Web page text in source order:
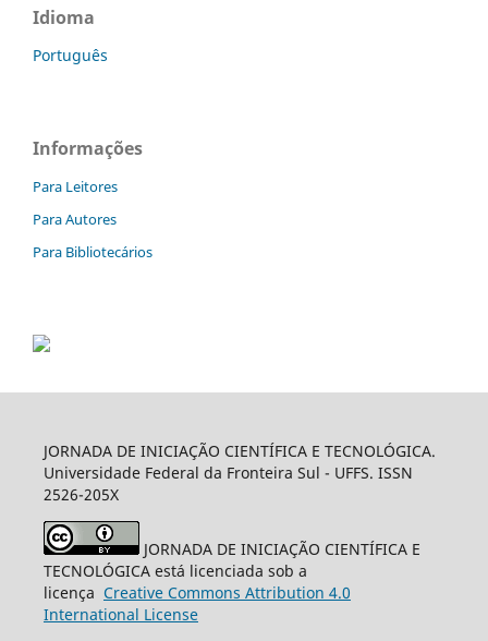
Idioma
Português
Informações
Para Leitores
Para Autores
Para Bibliotecários
JORNADA DE INICIAÇÃO CIENTÍFICA E TECNOLÓGICA.
Universidade Federal da Fronteira Sul - UFFS. ISSN
2526-205X
JORNADA DE INICIAÇÃO CIENTÍFICA E
TECNOLÓGICA está licenciada sob a
licença Creative Commons Attribution 4.0
International License